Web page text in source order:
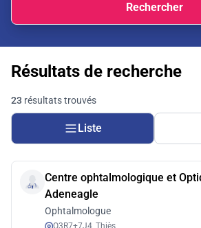
Rechercher
Résultats de recherche
23 résultats trouvés
Liste
Centre ophtalmologique et
Adeneagle
Ophtalmologue